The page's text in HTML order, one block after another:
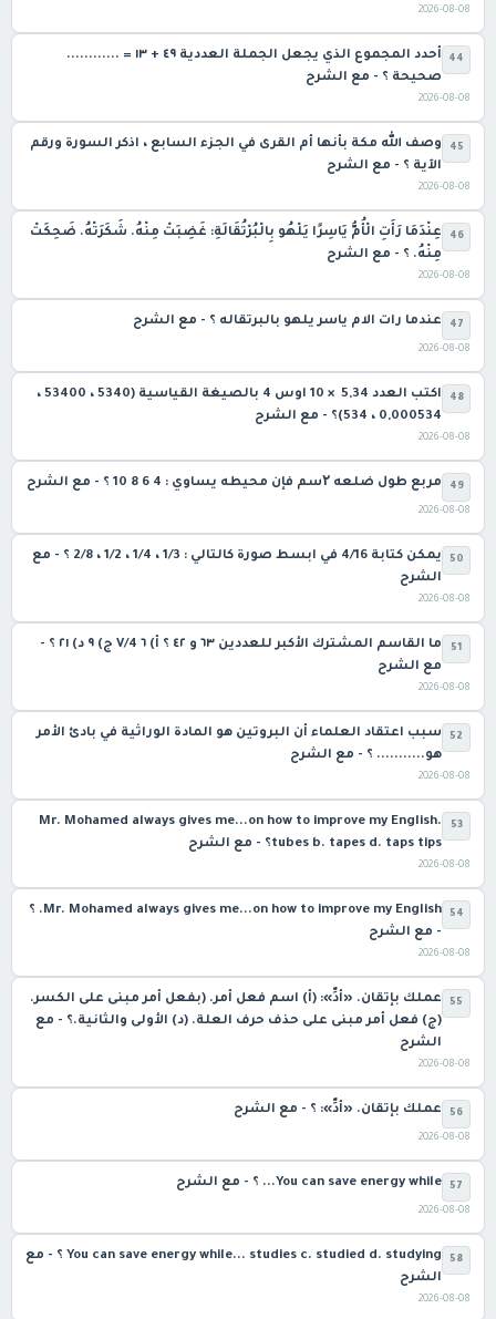
2026-08-08
44
أحدد المجموع الذي يجعل الجملة العددية ٤٩ + ١٣ = ............
صحيحة ؟ - مع الشرح
2026-08-08
45
وصف الله مكة بأنها أم القرى في الجزء السابع ، اذكر السورة ورقم
الآية ؟ - مع الشرح
2026-08-08
46
عِنْدَمَا رَأَتِ الْأُمُّ يَاسِرًا يَلْهُو بِالْبُرْتُقَالَةِ: غَضِبَتْ مِنْهُ. شَكَرَتْهُ. ضَحِكَتْ
مِنْهُ. ؟ - مع الشرح
2026-08-08
47 عندما رات الام ياسر يلهو بالبرتقاله ؟ - مع الشرح
2026-08-08
48
اكتب العدد 5,34 × 10 اوس 4 بالصيغة القياسية (5340 ، 53400 ،
0,000534 ، 534)؟ - مع الشرح
2026-08-08
49 مربع طول ضلعه ۲سم فإن محيطه يساوي : 4 6 8 10 ؟ - مع الشرح
2026-08-08
50
يمكن كتابة 4/16 في ابسط صورة كالتالي : 1/3 ، 1/4 ، 1/2 ، 2/8 ؟ - مع
الشرح
2026-08-08
51
ما القاسم المشترك الأكبر للعددين ٦٣ و ٤٢ ؟ أ) ٦ V/4 ج) ٩ د) ٢١ ؟ -
مع الشرح
2026-08-08
52
سبب اعتقاد العلماء أن البروتين هو المادة الوراثية في بادئ الأمر
هو........... ؟ - مع الشرح
2026-08-08
53
Mr. Mohamed always gives me...on how to improve my English.
tubes b. tapes d. taps tips؟ - مع الشرح
2026-08-08
54
Mr. Mohamed always gives me...on how to improve my English. ؟
- مع الشرح
2026-08-08
55
عملك بإتقان. «أدِّ»: (أ) اسم فعل أمر. (بفعل أمر مبنى على الكسر.
(ج) فعل أمر مبنى على حذف حرف العلة. (د) الأولى والثانية.؟ - مع
الشرح
2026-08-08
56 عملك بإتقان. «أدِّ»: ؟ - مع الشرح
2026-08-08
57 You can save energy while... ؟ - مع الشرح
2026-08-08
58
You can save energy while... studies c. studied d. studying ؟ - مع
الشرح
2026-08-08